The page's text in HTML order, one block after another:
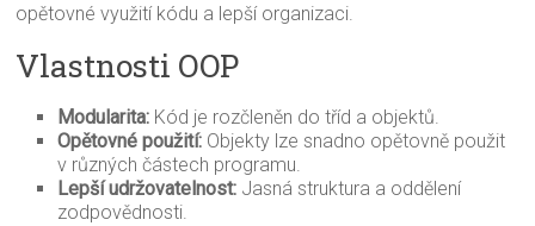
opětovné využití kódu a lepší organizaci.
Vlastnosti OOP
Modularita: Kód je rozčleněn do tříd a objektů.
Opětovné použití: Objekty lze snadno opětovně použit
v různých částech programu.
Lepší udržovatelnost: Jasná struktura a oddělení
zodpovědnosti.